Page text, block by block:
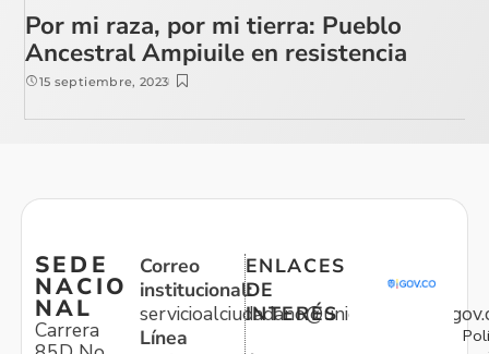
Por mi raza, por mi tierra: Pueblo
Ancestral Ampiuile en resistencia
15 septiembre, 2023
SEDE
NACIO
NAL
Carrera
Correo
institucional:
Línea
ENLACES
DE
INTERÉS